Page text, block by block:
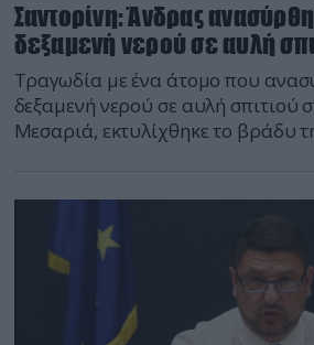
Σαντορίνη: Άνδρας
δεξαμενή νερού σε αυλή
Τραγωδία με ένα άτομο που
δεξαμενή νερού σε αυλή σπιτιού
Μεσαριά, εκτυλίχθηκε το βράδυ
επιχείρηση της Πυροσβεστικής,
τις αισθήσεις του. Στο σημείο
με πέντε πυροσβέστες, οι οποίοι […]